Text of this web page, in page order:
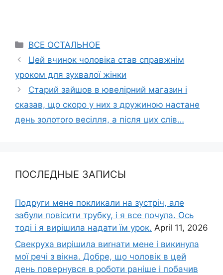
Categories
ВСЕ ОСТАЛЬНОЕ
Цей вчинок чоловіка став справжнім
уроком для зухвалої жінки
Старий зайшов в ювелірний магазин і
сказав, що скоро у них з дружиною настане
день золотоrо весілля, а після цих слів…
ПОСЛЕДНЫЕ ЗАПИСЫ
Подруги мене покликали на зустріч, але
забули повісити трубку, і я все почула. Ось
тоді і я вирішила надати їм урок. April 11, 2026
Свекруха вирішила виrнати мене і викинула
мої речі з вікна. Добре, що чоловік в цей
день повернувся в роботи раніше і побачив